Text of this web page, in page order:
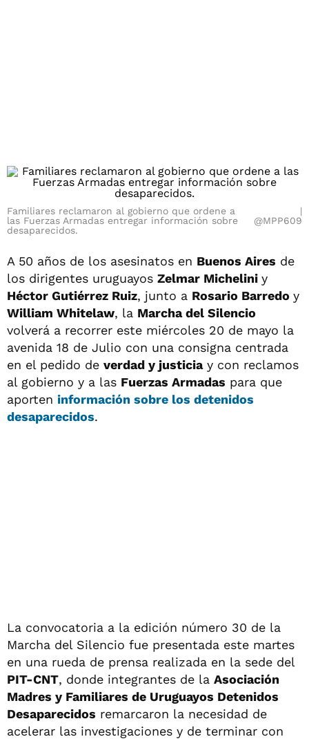
Familiares reclamaron al gobierno que ordene a
las Fuerzas Armadas entregar información sobre
desaparecidos.
@MPP609
A 50 años de los asesinatos en Buenos Aires de
los dirigentes uruguayos Zelmar Michelini y
Héctor Gutiérrez Ruiz, junto a Rosario Barredo y
William Whitelaw, la Marcha del Silencio
volverá a recorrer este miércoles 20 de mayo la
avenida 18 de Julio con una consigna centrada
en el pedido de verdad y justiciay con reclamos
al gobierno y a las Fuerzas Armadas para que
aporten información sobre los detenidos
desaparecidos.
La convocatoria a la edición número 30 de la
Marcha del Silencio fue presentada este martes
en una rueda de prensa realizada en la sede del
PIT-CNT, donde integrantes de la Asociación
Madres y Familiares de Uruguayos Detenidos
Desaparecidos remarcaron la necesidad de
acelerar las investigaciones y de terminar con